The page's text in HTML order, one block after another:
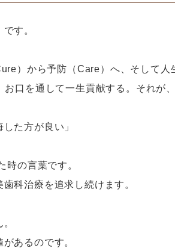
す。
）から予防（Care）へ、そして人
口を通して一生貢献する。それが
た方が良い」
時の言葉です。
科治療を追求し続けます。
あるのです。